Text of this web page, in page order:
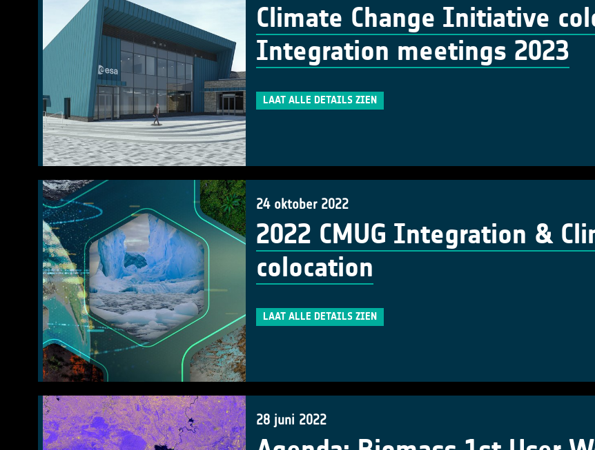
Climate Change Initiative
Integration meetings 2023
LAAT ALLE DETAILS ZIEN
24 oktober 2022
2022 CMUG Integration &
colocation
LAAT ALLE DETAILS ZIEN
28 juni 2022